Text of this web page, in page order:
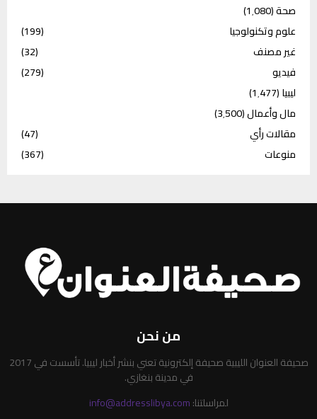
صحة(1٬080)
علوم وتكنولوجيا
(199)
غير مصنف
(32)
فيديو
(279)
ليبيا(1٬477)
مال وأعمال(3٬500)
مقالات رأي
(47)
منوعات
(367)
من نحن
صحيفة العنوان الليبية صحيفة إلكترونية تعني بنشر أخبار ليبيا. تأسست في 2017
في مدينة بنغازي.
لمراسلتنا:info@addresslibya.com